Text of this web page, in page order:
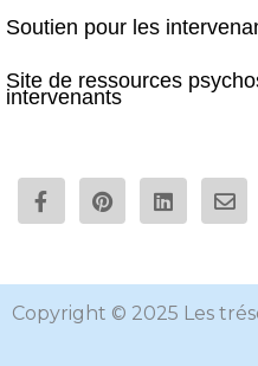
Soutien pour les
Site de ressources
intervenants
F
a
c
o
P
i
n
e
L
i
n
i
E
n
v
p
Copyright © 2025 Les